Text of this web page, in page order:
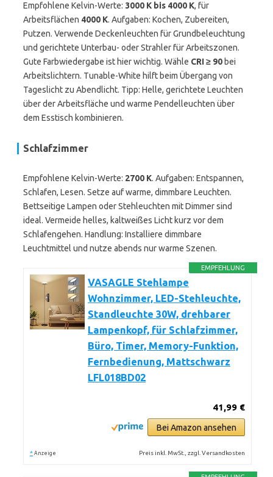
Empfohlene Kelvin-Werte: 3000 K bis 4000 K, für
Arbeitsflächen 4000 K. Aufgaben: Kochen, Zubereiten,
Putzen. Verwende Deckenleuchten für Grundbeleuchtung
und gerichtete Unterbau- oder Strahler für Arbeitszonen.
Gute Farbwiedergabe ist hier wichtig. Wähle CRI ≥ 90 bei
Arbeitslichtern. Tunable-White hilft beim Übergang von
Tageslicht zu Abendlicht. Tipp: Helle, gerichtete Leuchten
über der Arbeitsfläche und warme Pendelleuchten über
dem Esstisch kombinieren.
Schlafzimmer
Empfohlene Kelvin-Werte: 2700 K. Aufgaben: Entspannen,
Schlafen, Lesen. Setze auf warme, dimmbare Leuchten.
Bettseitige Lampen oder Stehleuchten mit Dimmer sind
ideal. Vermeide helles, kaltweißes Licht kurz vor dem
Schlafengehen. Handlung: Installiere dimmbare
Leuchtmittel und nutze abends nur warme Szenen.
EMPFEHLUNG
VASAGLE Stehlampe
Wohnzimmer, LED-Stehleuchte,
Standleuchte 30W, drehbarer
Lampenkopf, für Schlafzimmer,
Büro, Timer, Memory-Funktion,
Fernbedienung, Mattschwarz
LFL018BD02
41,99 €
Bei Amazon ansehen
* Anzeige Preis inkl. MwSt., zzgl. Versandkosten